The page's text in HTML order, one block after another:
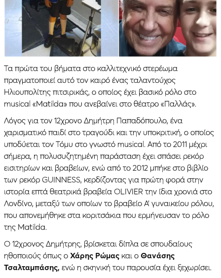
Τα πρώτα του βήματα στο καλλιτεχνικό στερέωμα
πραγματοποιεί αυτό τον καιρό ένας ταλαντούχος
Ηλιουπολίτης πιτσιρικάς, ο οποίος έχει βασικό ρόλο στο
musical «Μatilda» που ανεβαίνει στο θέατρο «Παλλάς».
Λόγος για τον 12χρονο Δημήτρη Παπαδόπουλο, ένα
χαρισματικό παιδί στο τραγούδι και την υποκριτική, ο οποίος
υποδύεται τον Τόμυ στο γνωστό musical. Από το 2011 μέχρι
σήμερα, η πολυσυζητημένη παράσταση έχει σπάσει ρεκόρ
εισιτηρίων και βραβείων, ενώ από το 2012 μπήκε στο βιβλίο
των ρεκόρ GUIΝNESS, κερδίζοντας για πρώτη φορά στην
ιστορία επτά θεατρικά βραβεία OLIVIER την ίδια χρονιά στο
Λονδίνο, μεταξύ των οποίων το βραβείο Α’ γυναικείου ρόλου,
που απονεμήθηκε στα κοριτσάκια που ερμήνευσαν το ρόλο
της Matilda.
Ο 12χρονος Δημήτρης, βρίσκεται δίπλα σε σπουδαίους
ηθοποιούς όπως ο Χάρης Ρώμας και ο Θανάσης
Τσαλταμπάσης, ενώ η σκηνική του παρουσία έχει ξεχωρίσει.